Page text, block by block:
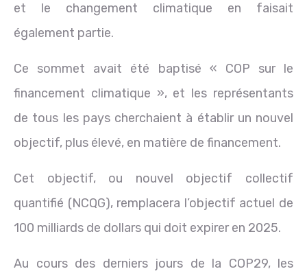
et le changement climatique en faisait
également partie.
Ce sommet avait été baptisé « COP sur le
financement climatique », et les représentants
de tous les pays cherchaient à établir un nouvel
objectif, plus élevé, en matière de financement.
Cet objectif, ou nouvel objectif collectif
quantifié (NCQG), remplacera l’objectif actuel de
100 milliards de dollars qui doit expirer en 2025.
Au cours des derniers jours de la COP29, les